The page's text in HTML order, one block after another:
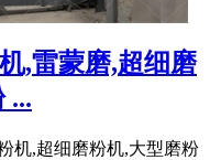
,雷蒙磨,超细磨
...
机,超细磨粉机,大型磨粉